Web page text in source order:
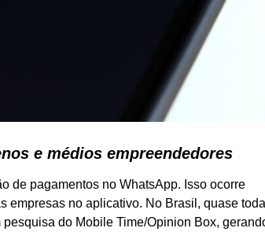
e médios empreendedores
de pagamentos no WhatsApp. Isso ocorre
empresas no aplicativo. No Brasil, quase
do Mobile Time/Opinion Box,